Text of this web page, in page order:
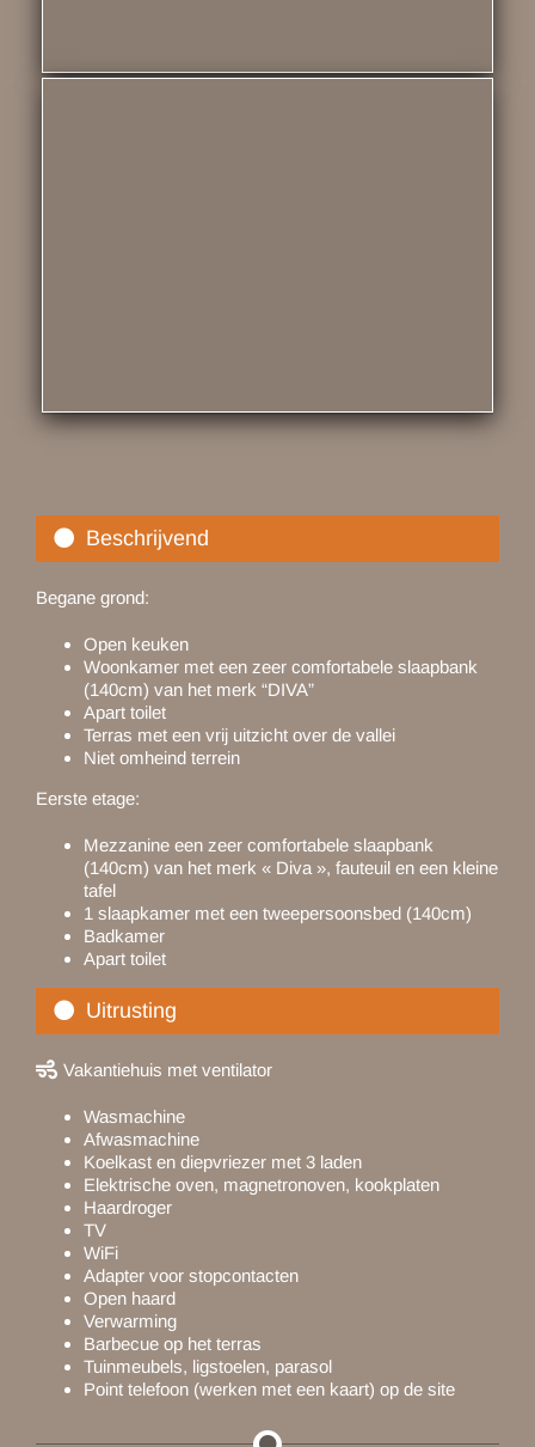
Beschrijvend
Begane grond:
Open keuken
Woonkamer met een zeer comfortabele slaapbank
(140cm) van het merk “DIVA”
Apart toilet
Terras met een vrij uitzicht over de vallei
Niet omheind terrein
Eerste etage:
Mezzanine een zeer comfortabele slaapbank
(140cm) van het merk « Diva », fauteuil en een kleine
tafel
1 slaapkamer met een tweepersoonsbed (140cm)
Badkamer
Apart toilet
Uitrusting
Vakantiehuis met ventilator
Wasmachine
Afwasmachine
Koelkast en diepvriezer met 3 laden
Elektrische oven, magnetronoven, kookplaten
Haardroger
TV
WiFi
Adapter voor stopcontacten
Open haard
Verwarming
Barbecue op het terras
Tuinmeubels, ligstoelen, parasol
Point telefoon (werken met een kaart) op de site